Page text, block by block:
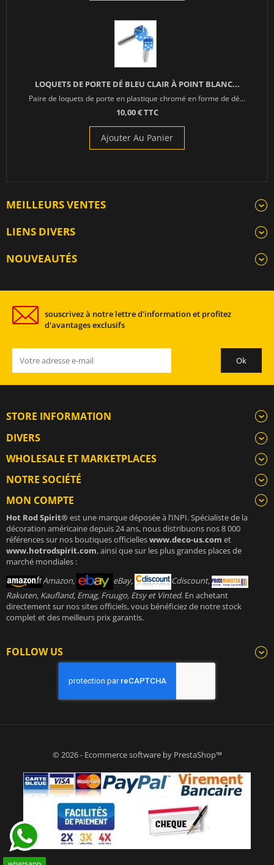
LOQUETS DE PORTE DÉ BLEU CLAIR À POINT BLANC...
Paire de loquets de porte en plastique chromé en forme de dé...
10,00 € TTC
Ajouter Au Panier
MEILLEURS VENTES
LIENS DIVERS
NOUVEAUTÉS
souscrivez à notre lettre d'information et profitez
d'avantages exclusifs
STORE INFORMATION
DIVERS
WHOLESALE ET MARKETPLACES
NOTRE SOCIÉTÉ
MON COMPTE
Hot Rod Spirit®est une marque déposée à l’INPI. Spécialiste de la
décoration américaine depuis 24 ans, nous distribuons nos 8 000
références sur nos boutiques officielleswww.deco-us.com et
www.hotrodspirit.com, ainsi que sur les plus grandes places de
marché mondiales :
Amazon,
eBay,
Cdiscount,
Rakuten, Kaufland, Emag, Fruugo, Etsy et Vinted. En achetant
directement sur nos sites officiels, vous bénéficiez de notre stock
complet et des meilleurs prix garantis.
FOLLOW US
© 2026 - Ecommerce software by PrestaShop™